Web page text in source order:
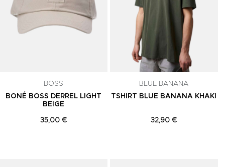
BOSS
BONÉ BOSS DERREL LIGHT
BEIGE
35,00 €
BLUE BANANA
TSHIRT BLUE BANANA KHAKI
32,90 €